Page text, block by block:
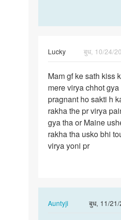
Lucky
बुध, 10/24/
Mam
gf
ke
sath
kiss
krte…
Mam gf ke sath kiss
mere virya chhot
pragnant ho sakti h
rakha the pr virya
gya tha or Maine
rakha tha usko bhi
virya yoni pr
Auntyji
बुध, 11/
In